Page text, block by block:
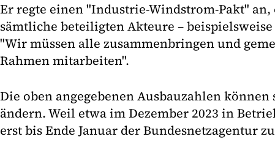
Er regte einen "Industrie-Windstrom-Pakt"
sämtliche beteiligten Akteure –
"Wir müssen alle zusammenbringen und
Rahmen mitarbeiten".
Die oben angegebenen Ausbauzahlen
ändern. Weil etwa im Dezember 2023 in
erst bis Ende Januar der Bundesnetzagentur